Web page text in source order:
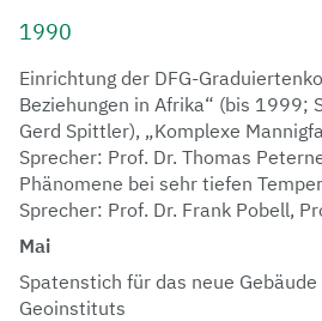
1990
Einrichtung der DFG-
Beziehungen in Afrika“ (bis 1999;
Gerd Spittler), „Komplexe
Sprecher: Prof. Dr. Thomas
Phänomene bei sehr tiefen
Sprecher: Prof. Dr. Frank Pobell,
Mai
Spatenstich für das neue
Geoinstituts